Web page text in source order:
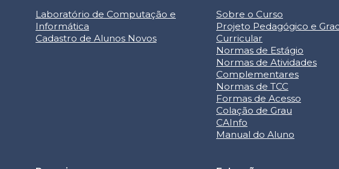
Laboratório de Computação e
Informática
Cadastro de Alunos Novos
Sobre o Curso
Projeto Pedagógico e
Curricular
Normas de Estágio
Normas de Atividades
Complementares
Normas de TCC
Formas de Acesso
Colação de Grau
CAInfo
Manual do Aluno